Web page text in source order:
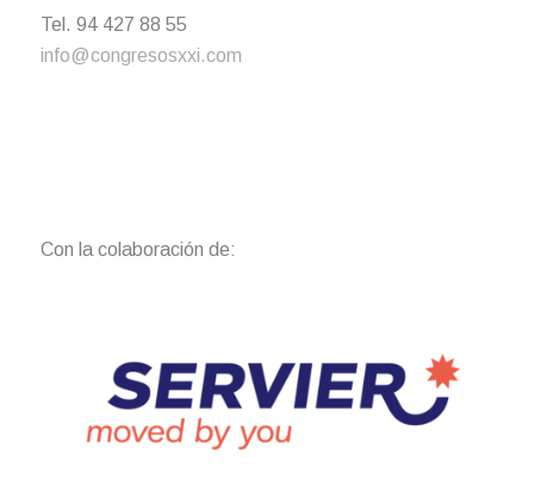
Tel. 94 427 88 55
info@congresosxxi.com
Con la colaboración de: